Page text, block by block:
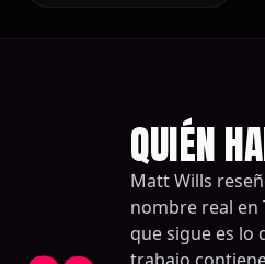
QUIÉN
Matt Wills
nombre real en
que sigue es lo